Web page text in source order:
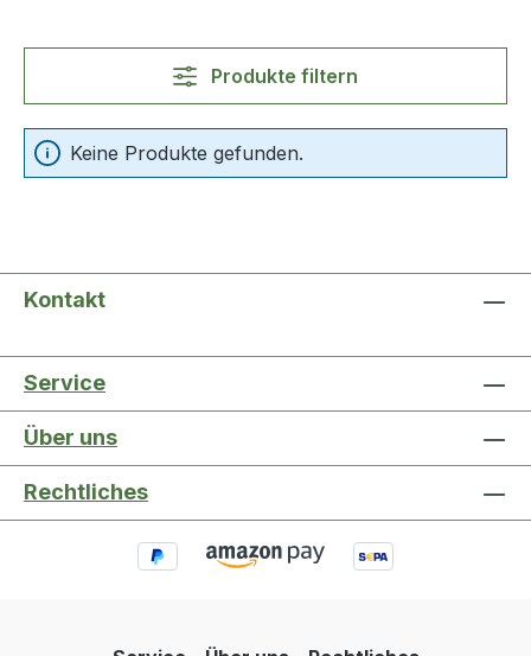
Produkte filtern
Keine Produkte gefunden.
Kontakt
Service
Über uns
Rechtliches